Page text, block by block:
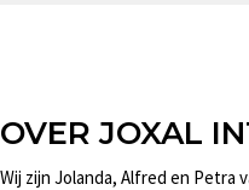
OVER JOXAL
Wij zijn Jolanda, Alfred en Petra